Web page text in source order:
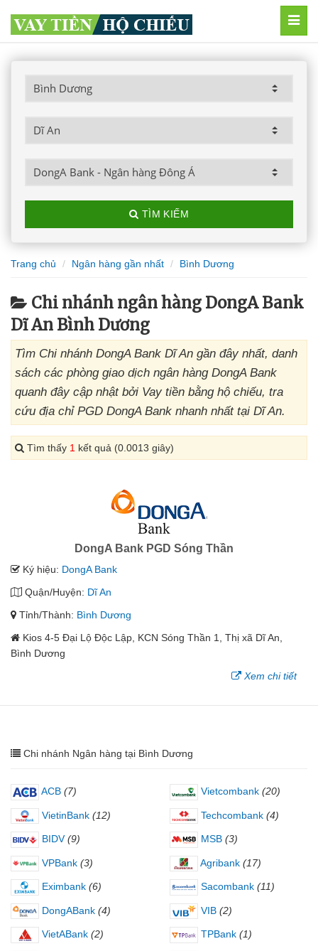
TÌM KIẾM
Trang chủ Ngân hàng gần nhất Bình Dương
Chi nhánh ngân hàng DongA Bank
Dĩ An Bình Dương
Tìm Chi nhánh DongA Bank Dĩ An gần đây nhất, danh
sách các phòng giao dịch ngân hàng DongA Bank
quanh đây cập nhật bởi Vay tiền bằng hộ chiếu, tra
cứu địa chỉ PGD DongA Bank nhanh nhất tại Dĩ An.
Tìm thấy 1 kết quả (0.0013 giây)
DongA Bank PGD Sóng Thần
Ký hiệu: DongA Bank
Quận/Huyện: Dĩ An
Tỉnh/Thành: Bình Dương
Kios 4-5 Đại Lộ Độc Lập, KCN Sóng Thần 1, Thị xã Dĩ An,
Bình Dương
Xem chi tiết
Chi nhánh Ngân hàng tại Bình Dương
ACB (7) Vietcombank (20)
VietinBank (12) Techcombank (4)
BIDV (9) MSB (3)
VPBank (3) Agribank (17)
Eximbank (6) Sacombank (11)
DongABank (4) VIB (2)
VietABank (2) TPBank (1)